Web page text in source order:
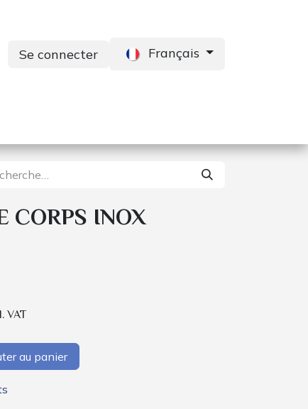
Se connecter Français
CORPS INOX
VAT
au panier